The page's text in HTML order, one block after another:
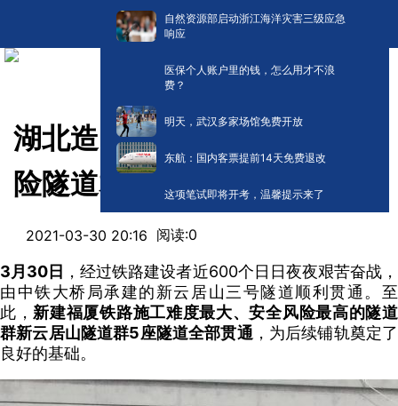
自然资源部启动浙江海洋灾害三级应急
响应
医保个人账户里的钱，怎么用才不浪
费？
明天，武汉多家场馆免费开放
东航：国内客票提前14天免费退改
这项笔试即将开考，温馨提示来了
湖北造！新建福厦铁路最高风
险隧道群全线贯通
2021-03-30 20:16 阅读:0
3月30日 ，经过铁路建设者近600个日日夜夜艰苦奋战，
由中铁大桥局承建的新云居山三号隧道顺利贯通。至
此， 新建福厦铁路施工难度最大、安全风险最高的隧道
群新云居山隧道群5座隧道全部贯通 ，为后续铺轨奠定了
良好的基础。